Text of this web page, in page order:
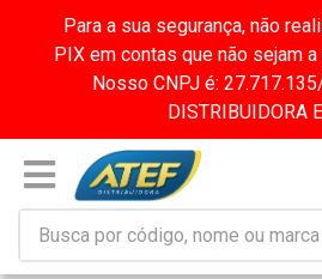
Para a sua segurança, não
PIX em contas que não sejam
Nosso CNPJ é:
DISTRIBUIDORA